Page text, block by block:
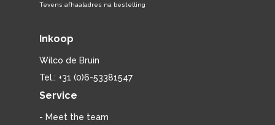
Tevens afhaaladres na bestelling
Inkoop
Wilco de Bruin
Tel.: +31 (0)6-53381547
Service
- Meet the team